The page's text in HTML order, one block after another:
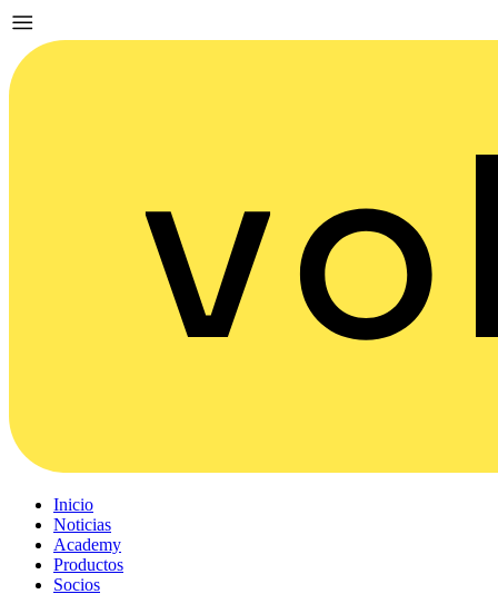
Inicio
Noticias
Academy
Productos
Socios